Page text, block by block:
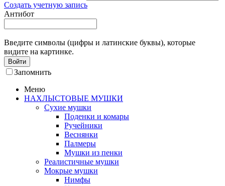
Создать учетную запись
Антибот
Введите символы (цифры и латинские буквы), которые
видите на картинке.
Войти
Запомнить
Меню
НАХЛЫСТОВЫЕ МУШКИ
Сухие мушки
Поденки и комары
Ручейники
Веснянки
Палмеры
Мушки из пенки
Реалистичные мушки
Мокрые мушки
Нимфы